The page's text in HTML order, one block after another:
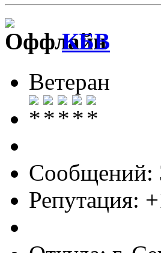
КБВ
Ветеран
Сообщений:
Репутация: